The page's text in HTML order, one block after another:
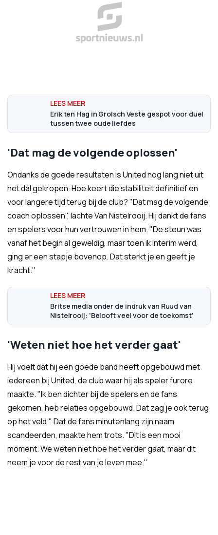
Erik ten Hag in Grolsch Veste gespot voor duel
tussen twee oude liefdes
'Dat mag de volgende oplossen'
Ondanks de goede resultaten is United nog lang niet uit
het dal gekropen. Hoe keert die stabiliteit definitief en
voor langere tijd terug bij de club? "Dat mag de volgende
coach oplossen", lachte Van Nistelrooij. Hij dankt de fans
en spelers voor hun vertrouwen in hem. "De steun was
vanaf het begin al geweldig, maar toen ik interim werd,
ging er een stapje bovenop. Dat sterkt je en geeft je
kracht."
Britse media onder de indruk van Ruud van
Nistelrooij: 'Belooft veel voor de toekomst'
'Weten niet hoe het verder gaat'
Hij voelt dat hij een goede band heeft opgebouwd met
iedereen bij United, de club waar hij als speler furore
maakte. "Ik ben dichter bij de spelers en de fans
gekomen, heb relaties opgebouwd. Dat zag je ook terug
op het veld." Dat de fans minutenlang zijn naam
scandeerden, maakte hem trots. "Dit is een mooi
moment. We weten niet hoe het verder gaat, maar dit
neem je voor de rest van je leven mee."